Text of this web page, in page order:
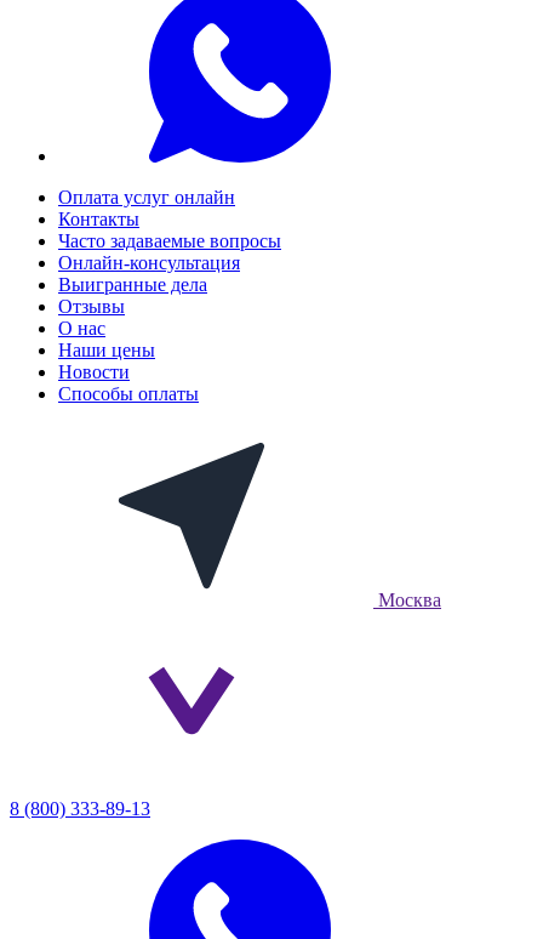
Оплата услуг онлайн
Контакты
Часто задаваемые вопросы
Онлайн-консультация
Выигранные дела
Отзывы
О нас
Наши цены
Новости
Способы оплаты
Москва
8 (800) 333-89-13